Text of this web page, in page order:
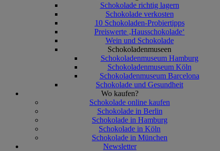
Schokolade richtig lagern
Schokolade verkosten
10 Schokoladen-Probiertipps
Preiswerte ‚Hausschokolade‘
Wein und Schokolade
Schokoladenmuseen
Schokoladenmuseum Hamburg
Schokoladenmuseum Köln
Schokoladenmuseum Barcelona
Schokolade und Gesundheit
Wo kaufen?
Schokolade online kaufen
Schokolade in Berlin
Schokolade in Hamburg
Schokolade in Köln
Schokolade in München
Newsletter